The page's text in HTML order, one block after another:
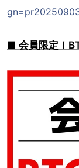
■ 会員限定！